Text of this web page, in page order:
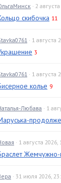
· 2
скибочка 11
· 1 августа
3
· 1 августа
колье 9
Любава · 1
· 1 августа 2026,
· 31 июля 2026,